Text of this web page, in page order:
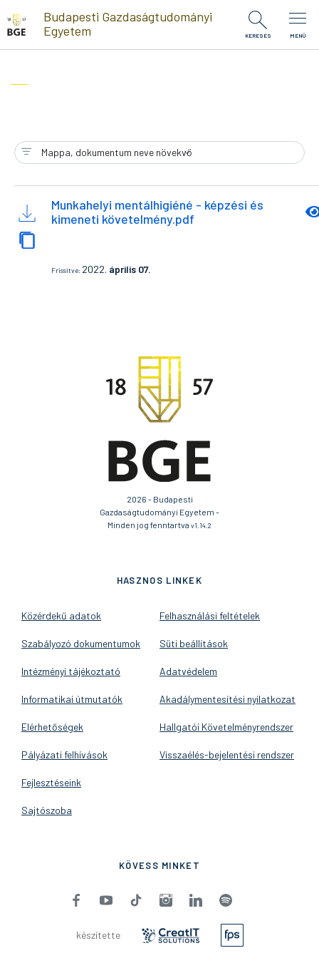
Ugrás a tartalomra
Budapesti Gazdaságtudományi
Egyetem
KERESÉS MENÜ
Munkahelyi mentálhigiéné - képzési és
kimeneti követelmény.pdf
Frissítve: 2022. április 07.
2026 - Budapesti
Gazdaságtudományi Egyetem -
Minden jog fenntartva v1.14.2
HASZNOS LINKEK
Közérdekű adatok
Szabályozó dokumentumok
Intézményi tájékoztató
Informatikai útmutatók
Elérhetőségek
Pályázati felhívások
Fejlesztéseink
Sajtószoba
Felhasználási feltételek
Süti beállítások
Adatvédelem
Akadálymentesítési nyilatkozat
Hallgatói Követelményrendszer
Visszaélés-bejelentési rendszer
KÖVESS MINKET
készítette